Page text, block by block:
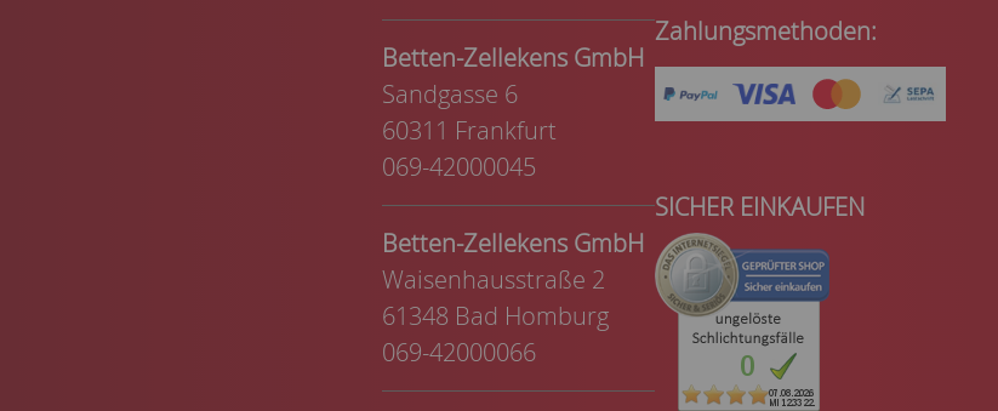
Betten-Zellekens GmbH
Sandgasse 6
60311 Frankfurt
069-42000045
Betten-Zellekens GmbH
Waisenhausstraße 2
61348 Bad Homburg
069-42000066
Zahlungsmethoden:
SICHER EINKAUFEN